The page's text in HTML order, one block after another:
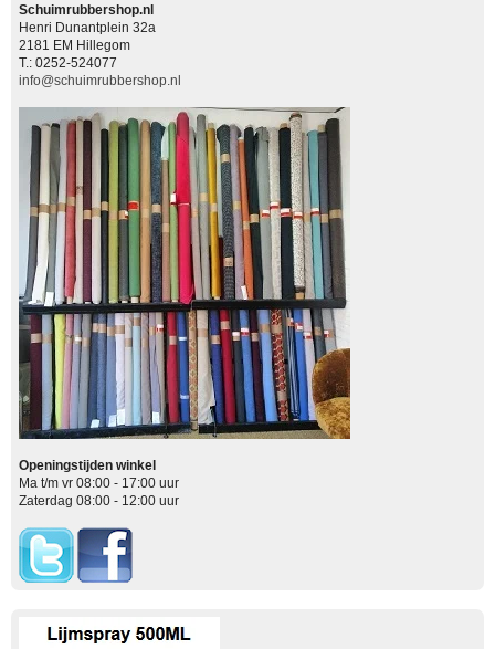
Schuimrubbershop.nl
Henri Dunantplein 32a
2181 EM Hillegom
T.: 0252-524077
info@schuimrubbershop.nl
Openingstijden winkel
Ma t/m vr 08:00 - 17:00 uur
Zaterdag 08:00 - 12:00 uur